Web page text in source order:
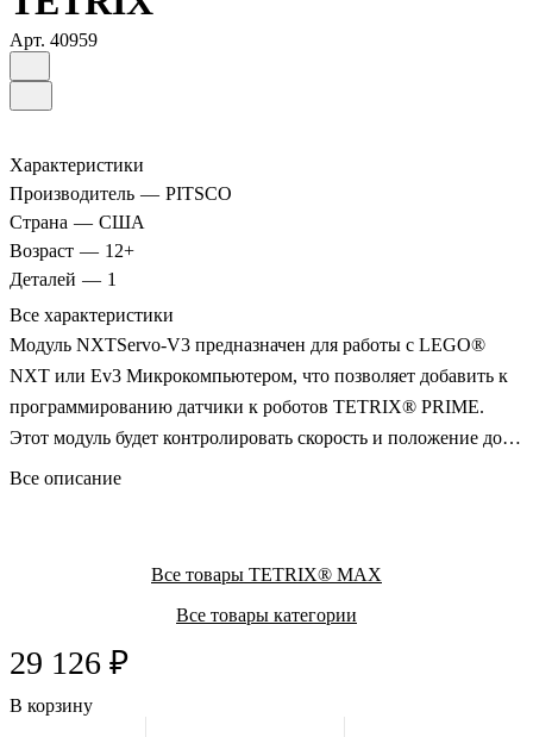
Арт. 40959
Характеристики
Производитель — PITSCO
Страна — США
Возраст — 12+
Деталей — 1
Все характеристики
Модуль NXTServo-V3 предназначен для работы с LEGO®
NXT или Ev3 Микрокомпьютером, что позволяет добавить к
программированию датчики к роботов TETRIX® PRIME.
Этот модуль будет контролировать скорость и положение до
восьми серводвигателей, используя команды, посылаемые из
Все описание
Все товары TETRIX® MAX
Все товары категории
29 126 ₽
В корзину